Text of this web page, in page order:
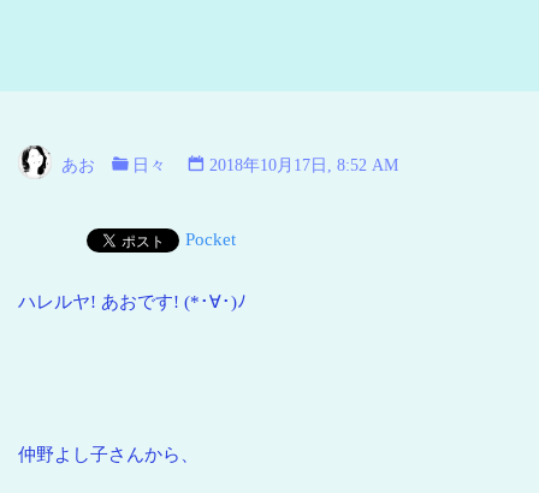
海
あお 日々 2018年10月17日, 8:52 AM
Pocket
ハレルヤ! あおです! (*･∀･)ﾉ
仲野よし子さんから、